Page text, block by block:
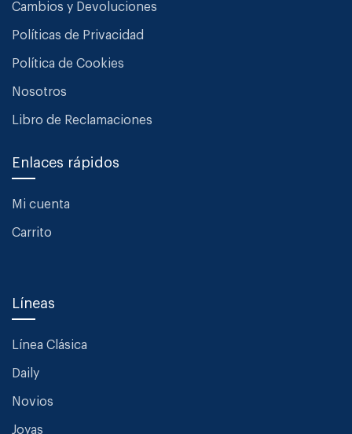
Cambios y Devoluciones
Políticas de Privacidad
Política de Cookies
Nosotros
Libro de Reclamaciones
Enlaces rápidos
Mi cuenta
Carrito
Líneas
Línea Clásica
Daily
Novios
Joyas